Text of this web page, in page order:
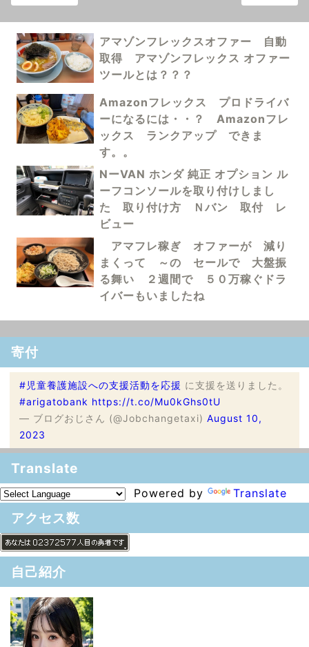
アマゾンフレックスオファー 自動
取得 アマゾンフレックス オファー
ツールとは？？？
Amazonフレックス プロドライバ
ーになるには・・？ Amazonフレ
ックス ランクアップ できま
す。。
NーVAN ホンダ 純正 オプション ル
ーフコンソールを取り付けしまし
た 取り付け方 Ｎバン 取付 レ
ビュー
アマフレ稼ぎ オファーが 減り
まくって ～の セールで 大盤振
る舞い ２週間で ５０万稼ぐドラ
イバーもいましたね
寄付
#児童養護施設への支援活動を応援 に支援を送りました。
#arigatobank https://t.co/Mu0kGhs0tU
— ブログおじさん (@Jobchangetaxi) August 10,
2023
Translate
Powered by Translate
アクセス数
自己紹介